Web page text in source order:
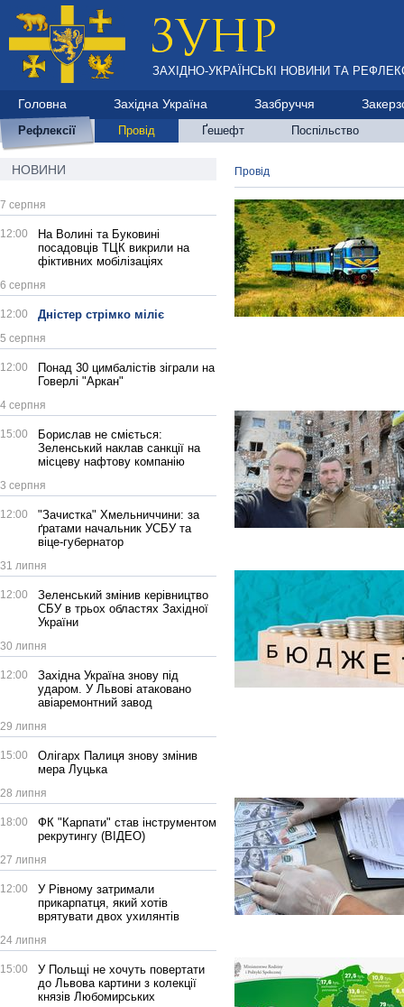
ЗАХІДНО-УКРАЇНСЬКІ НОВИНИ ТА
Головна Західна Україна Зазбруччя
Рефлексії Провід Ґешефт Поспільство
НОВИНИ
7 серпня
12:00
На Волині та Буковині
посадовців ТЦК викрили на
фіктивних мобілізаціях
6 серпня
12:00 Дністер стрімко міліє
5 серпня
12:00
Понад 30 цимбалістів зіграли на
Говерлі "Аркан"
4 серпня
15:00
Борислав не сміється:
Зеленський наклав санкції на
місцеву нафтову компанію
3 серпня
12:00
"Зачистка" Хмельниччини: за
ґратами начальник УСБУ та
віце-губернатор
31 липня
12:00
Зеленський змінив керівництво
СБУ в трьох областях Західної
України
30 липня
12:00
Західна Україна знову під
ударом. У Львові атаковано
авіаремонтний завод
29 липня
15:00
Олігарх Палиця знову змінив
мера Луцька
28 липня
18:00
ФК "Карпати" став інструментом
рекрутингу (ВІДЕО)
27 липня
12:00
У Рівному затримали
прикарпатця, який хотів
врятувати двох ухилянтів
24 липня
15:00
У Польщі не хочуть повертати
до Львова картини з колекції
князів Любомирських
Провід